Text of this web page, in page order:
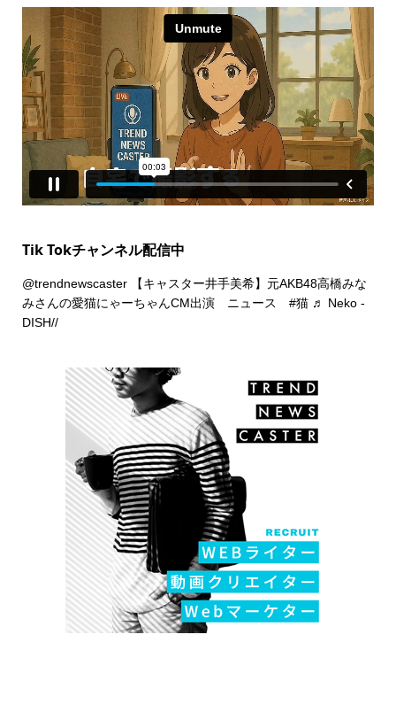
Tik Tokチャンネル配信中
@trendnewscaster【キャスター井手美希】元AKB48高橋みな
みさんの愛猫にゃーちゃんCM出演 ニュース #猫 ♬ Neko -
DISH//